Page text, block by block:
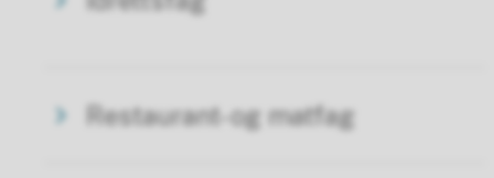
Restaurant- og matfag